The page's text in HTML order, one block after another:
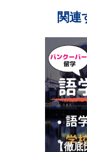
関連
【徹